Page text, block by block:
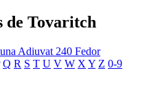
de Tovaritch
Adiuvat 240 Fedor
Q R S T U V W X Y Z 0-9